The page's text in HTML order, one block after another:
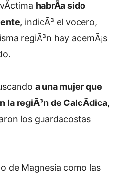
habrÃ­a sido
indicÃ³ el vocero,
regiÃ³n hay ademÃ¡s
a una mujer que
la regiÃ³n de CalcÃ­dica,
los guardacostas
de Magnesia como las